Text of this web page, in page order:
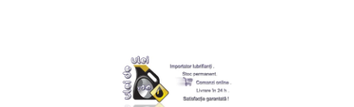
► Detailing si cosmetica